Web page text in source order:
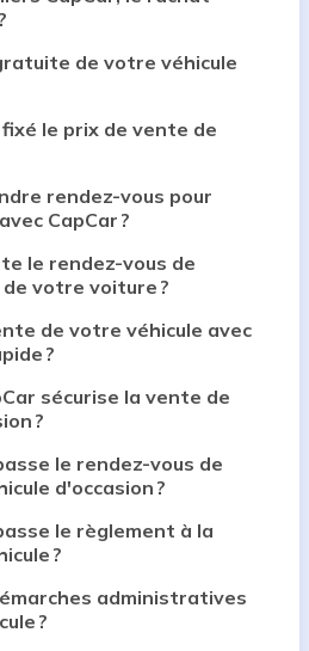
de votre véhicule
le prix de vente de
rendez-vous pour
CapCar ?
le rendez-vous de
votre voiture ?
de votre véhicule avec
?
sécurise la vente de
?
le rendez-vous de
d'occasion ?
le règlement à la
?
administratives
?